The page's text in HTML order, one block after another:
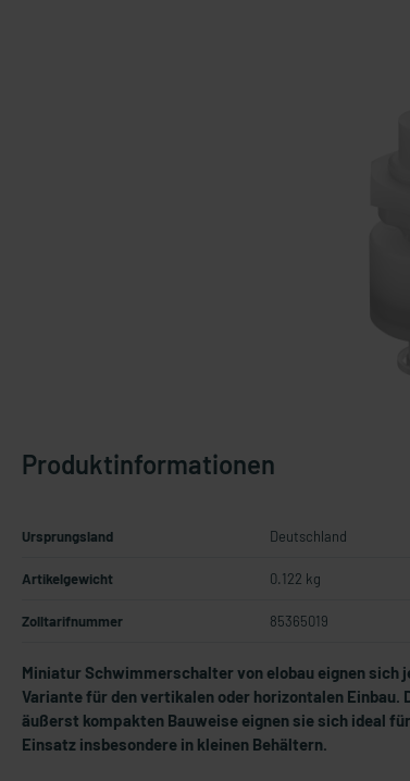
Produktinformationen
Ursprungsland Deutschland
Artikelgewicht 0.122 kg
Zolltarifnummer 85365019
Miniatur Schwimmerschalter von elobau eignen sich
Variante für den vertikalen oder horizontalen Einbau.
äußerst kompakten Bauweise eignen sie sich ideal
Einsatz insbesondere in kleinen Behältern.